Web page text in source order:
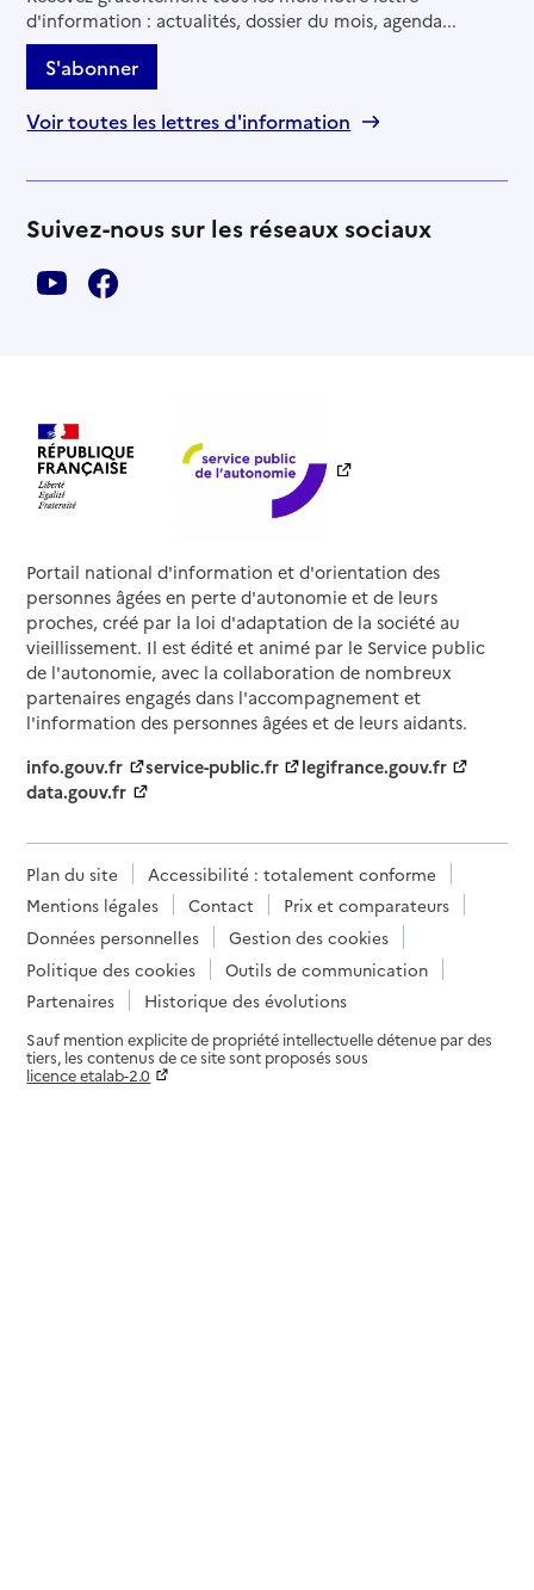
d'information : actualités, dossier du mois, agenda...
S'abonner
Voir toutes les lettres d'information
Suivez-nous sur les réseaux sociaux
Portail national d'information et d'orientation des
personnes âgées en perte d'autonomie et de leurs
proches, créé par la loi d'adaptation de la société au
vieillissement. Il est édité et animé par le Service public
de l'autonomie, avec la collaboration de nombreux
partenaires engagés dans l'accompagnement et
l'information des personnes âgées et de leurs aidants.
info.gouv.fr
service-public.fr
legifrance.gouv.fr
data.gouv.fr
Plan du site
Accessibilité : totalement conforme
Mentions légales
Contact
Prix et comparateurs
Données personnelles
Gestion des cookies
Politique des cookies
Outils de communication
Partenaires
Historique des évolutions
Sauf mention explicite de propriété intellectuelle détenue par des
tiers, les contenus de ce site sont proposés sous
licence etalab-2.0